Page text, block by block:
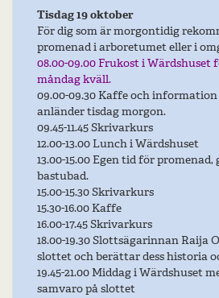
Tisdag 19 oktober
För dig som är morgontidig
promenad i arboretumet eller i
08.00-09.00 Frukost i Wärdshuset
måndag kväll.
09.00-09.30 Kaffe och
anländer tisdag morgon.
09.45-11.45 Skrivarkurs
12.00-13.00 Lunch i Wärdshuset
13.00-15.00 Egen tid för
bastubad.
15.00-15.30 Skrivarkurs
15.30-16.00 Kaffe
16.00-17.45 Skrivarkurs
18.00-19.30 Slottsägarinnan Raija
slottet och berättar dess historia
19.45-21.00 Middag i Wärdshuset
samvaro på slottet